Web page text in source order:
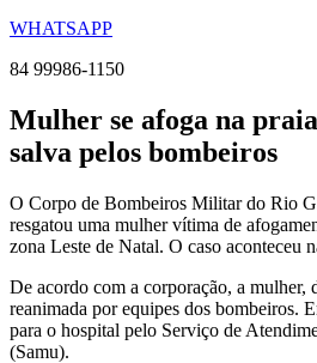
WHATSAPP
84 99986-1150
Mulher se afoga na
salva pelos bombeiros
O Corpo de Bombeiros Militar do Rio
resgatou uma mulher vítima de
zona Leste de Natal. O caso aconteceu
De acordo com a corporação, a mulher,
reanimada por equipes dos bombeiros.
para o hospital pelo Serviço de
(Samu).